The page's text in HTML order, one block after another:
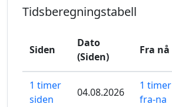
Tidsberegningstabell
Siden
Dato
(Siden)
Fra nå
1 timer
siden
04.08.2026
1 timer
fra-na